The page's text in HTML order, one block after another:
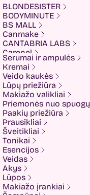
BLONDESISTER
BODYMINUTE
BS MALL
Canmake
CANTABRIA LABS
Carenel
CHALURE
Cherubs
Cliniccare
COSRX
COTRIL
COVEDERM
Crazy Hair
Dalton
Dear Doer
Ekseption
Elizavecca
ESFOLIO
ETUDE
Eyenlip
FaceFacts
Serumai ir ampulės
Kremai
Veido kaukės
Lūpų priežiūra
Makiažo valikliai
Priemonės nuo spuogų
Paakių priežiūra
Prausikliai
Šveitikliai
Tonikai
Esencijos
Veidas
Akys
Lūpos
Makiažo įrankiai